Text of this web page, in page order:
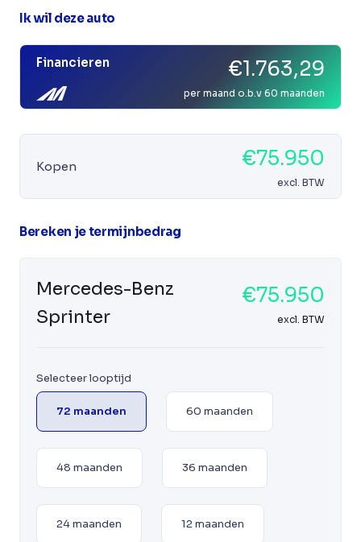
Ik wil deze auto
Financieren €1.763,29
per maand o.b.v 60 maanden
Kopen €75.950
excl. BTW
Bereken je termijnbedrag
Mercedes-Benz
Sprinter
€75.950
excl. BTW
Selecteer looptijd
72 maanden 60 maanden
48 maanden 36 maanden
24 maanden 12 maanden